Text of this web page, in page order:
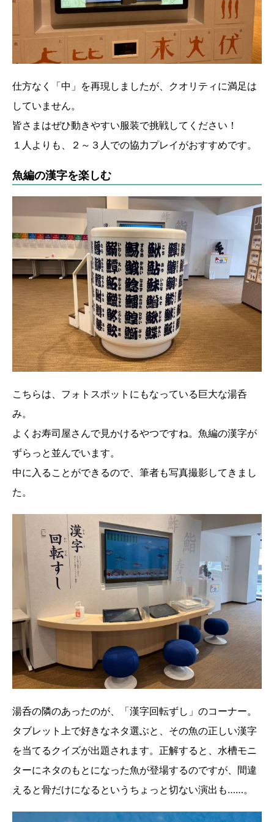
仕方なく「中」を再現しましたが、クオリティに満足は
していません。
皆さまはぜひ動きやすい服装で挑戦してください！
１人よりも、２～３人での協力プレイがおすすめです。
魚編の漢字を楽しむ
こちらは、フォトスポットにもなっている巨大な湯呑
み。
よくお寿司屋さんで見かけるやつですね。魚編の漢字が
ずらっと並んでいます。
中に入ることができるので、筆者も写真撮影してきまし
た。
湯呑の隣のあったのが、「漢字回転ずし」のコーナー。
タブレット上で好きなネタ選ぶと、その魚の正しい漢字
を当てるクイズが出題されます。正解すると、水槽モニ
ターにネタのもとになった魚が登場するのですが、間違
えると骨だけになるというちょっと切ない演出も……。